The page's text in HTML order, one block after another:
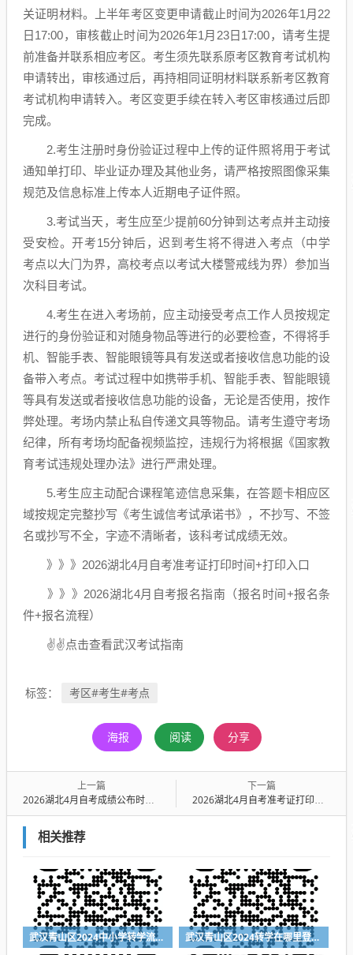
关证明材料。上半年考区变更申请截止时间为2026年1月22
日17:00，审核截止时间为2026年1月23日17:00，请考生提
前准备并联系相应考区。考生须先联系原考区教育考试机构
申请转出，审核通过后，再持相同证明材料联系新考区教育
考试机构申请转入。考区变更手续在转入考区审核通过后即
完成。
2.考生注册时身份验证过程中上传的证件照将用于考试
通知单打印、毕业证办理及其他业务，请严格按照图像采集
规范及信息标准上传本人近期电子证件照。
3.考试当天，考生应至少提前60分钟到达考点并主动接
受安检。开考15分钟后，迟到考生将不得进入考点（中学
考点以大门为界，高校考点以考试大楼警戒线为界）参加当
次科目考试。
4.考生在进入考场前，应主动接受考点工作人员按规定
进行的身份验证和对随身物品等进行的必要检查，不得将手
机、智能手表、智能眼镜等具有发送或者接收信息功能的设
备带入考点。考试过程中如携带手机、智能手表、智能眼镜
等具有发送或者接收信息功能的设备，无论是否使用，按作
弊处理。考场内禁止私自传递文具等物品。请考生遵守考场
纪律，所有考场均配备视频监控，违规行为将根据《国家教
育考试违规处理办法》进行严肃处理。
5.考生应主动配合课程笔迹信息采集，在答题卡相应区
域按规定完整抄写《考生诚信考试承诺书》，不抄写、不签
名或抄写不全，字迹不清晰者，该科考试成绩无效。
》》》2026湖北4月自考准考证打印时间+打印入口
》》》2026湖北4月自考报名指南（报名时间+报名条
件+报名流程）
✌✌点击查看武汉考试指南
标签： 考区#考生#考点
海报 阅读 分享
上一篇
2026湖北4月自考成绩公布时间（附成绩查询入口）
下一篇
2026湖北4月自考准考证打印时间+打印入口
相关推荐
武汉青山区2024中小学转学流程（登记入口+时间+材料） 武汉青山区2024转学在哪里登记（登记入口+登记时间+所需材料）